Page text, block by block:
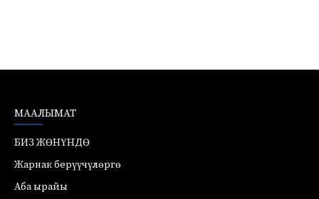
МААЛЫМАТ
БИЗ ЖӨНҮНДӨ
Жарнак берүүчүлөргө
Аба ырайы